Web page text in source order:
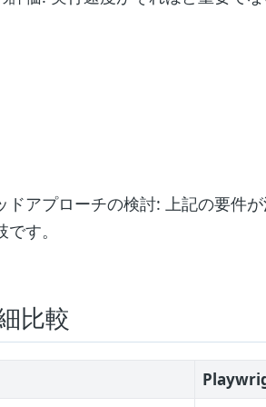
ドアプローチの検討: 上記の要件
す。
比較